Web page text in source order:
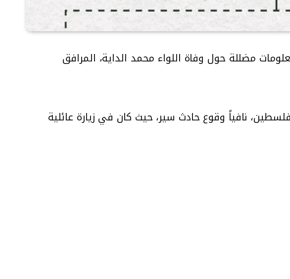
مواقع التواصل الاجتماعي يوم أمس الموافق 18 تموز 2022، معلومات مضللة حول وفاة اللواء محمد الداية، المرافق
نافياً وقوع حادث سير، حيث كان في زيارة عائلية